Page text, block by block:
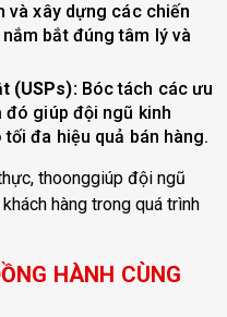
và xây dựng các chiến
bắt đúng tâm lý và
(USPs):Bóc tách các ưu
đó giúp đội ngũ kinh
đa hiệu quả bán hàng.
thoonggiúp đội ngũ
hàng trong quá trình
HÀNH CÙNG